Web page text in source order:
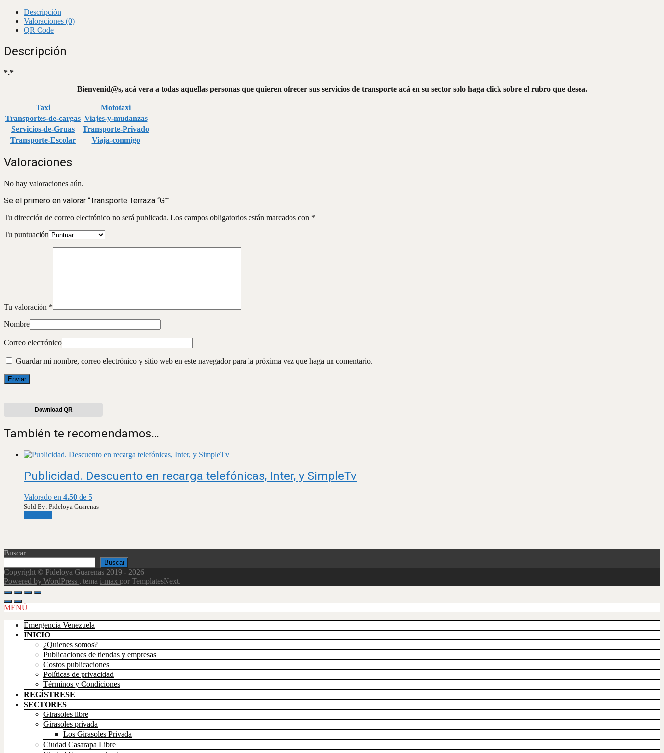
Descripción
Valoraciones (0)
QR Code
Descripción
*.*
Bienvenid@s, acá vera a todas aquellas personas que quieren ofrecer sus servicios de transporte acá en su sector solo haga click sobre el rubro que desea.
Taxi
Mototaxi
Transportes-de-cargas Viajes-y-mudanzas
Servicios-de-Gruas
Transporte-Privado
Transporte-Escolar
Viaja-conmigo
Valoraciones
No hay valoraciones aún.
Sé el primero en valorar “Transporte Terraza “G””
Tu dirección de correo electrónico no será publicada. Los campos obligatorios están marcados con *
Tu puntuación
Tu valoración *
Nombre
Correo electrónico
Guardar mi nombre, correo electrónico y sitio web en este navegador para la próxima vez que haga un comentario.
Download QR
También te recomendamos…
Publicidad. Descuento en recarga telefónicas, Inter, y SimpleTv
Valorado en 4.50 de 5
Sold By: Pideloya Guarenas
Buscar
Buscar
Copyright © Pideloya Guarenas 2019 - 2026
Powered by WordPress , tema i-max por TemplatesNext.
Scroll
Up
MENÚ
Emergencia Venezuela
INICIO
¿Quienes somos?
Publicaciones de tiendas y empresas
Costos publicaciones
Políticas de privacidad
Términos y Condiciones
REGÍSTRESE
SECTORES
Girasoles libre
Girasoles privada
Los Girasoles Privada
Ciudad Casarapa Libre